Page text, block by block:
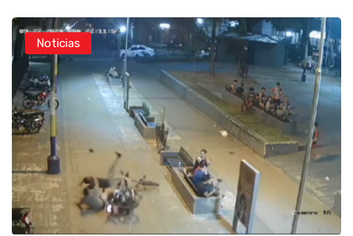
Noticias